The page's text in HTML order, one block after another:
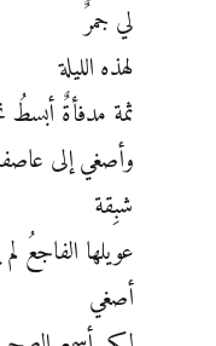
لي جمرٌ
لهذه الليلة
ثمة مدفأةٌ
وأصغي إلى
شبِقة
عويلها الفاجعُ
أصغي